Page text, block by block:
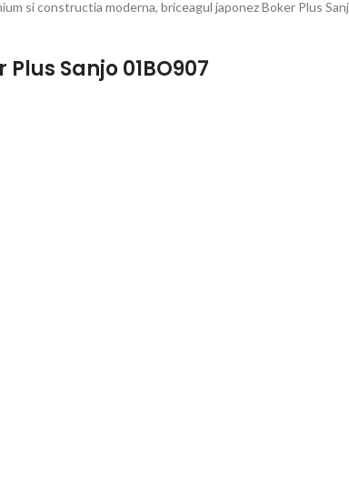
si constructia moderna, briceagul japonez Boker Plus
Sanjo 01BO907